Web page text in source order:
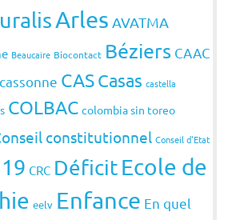
Arles AVATMA
Beaucaire Biocontact Béziers CAAC
CASCasas castella
COLBAC colombia sin toreo
constitutionnel Conseil d'Etat
CRC DéficitEcole de
eelv Enfance En quel